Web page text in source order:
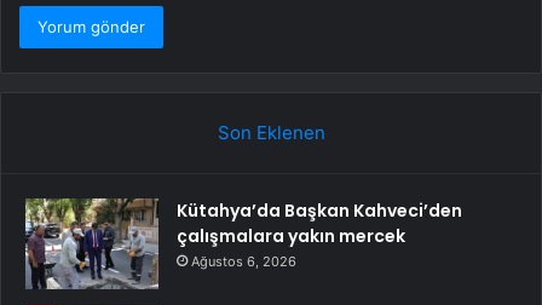
Son Eklenen
Kütahya’da Başkan Kahveci’den
çalışmalara yakın mercek
Ağustos 6, 2026